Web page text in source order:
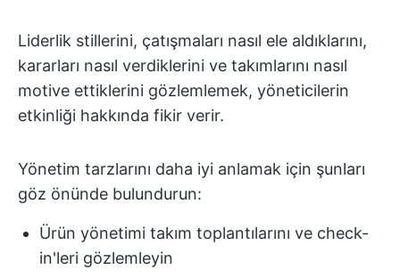
Liderlik stillerini, çatışmaları nasıl ele aldıklarını,
kararları nasıl verdiklerini ve takımlarını nasıl
motive ettiklerini gözlemlemek, yöneticilerin
etkinliği hakkında fikir verir.
Yönetim tarzlarını daha iyi anlamak için şunları
göz önünde bulundurun:
Ürün yönetimi takım toplantılarını ve check-
in'leri gözlemleyin